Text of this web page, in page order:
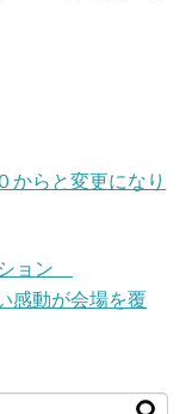
からと変更になり
ョン
感動が会場を覆